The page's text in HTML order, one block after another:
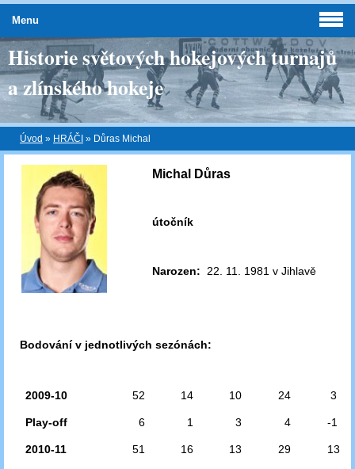
Historie světových hokejových turnajů
a zlínského hokeje
Úvod » HRÁČI » Důras Michal
Michal Důras
útočník
Narozen: 22. 11. 1981 v Jihlavě
Bodování v jednotlivých sezónách:
2009-10 52 14 10 24 3
Play-off 6 1 3 4 -1
2010-11 51 16 13 29 13
Menu